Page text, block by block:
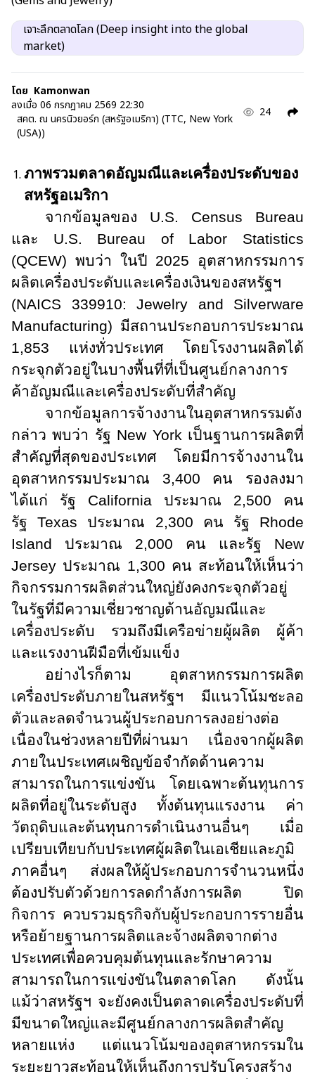
เจาะลึกตลาดโลก (Deep insight into the global
market)
โดย Kamonwan
ลงเมื่อ 06 กรกฎาคม 2569 22:30
สคต. ณ นครนิวยอร์ก (สหรัฐอเมริกา) (TTC, New York
(USA))
24
ภาพรวมตลาดอัญมณีและเครื่องประดับของ
สหรัฐอเมริกา
จากข้อมูลของ U.S. Census Bureau
และ U.S. Bureau of Labor Statistics
(QCEW) พบว่า ในปี 2025 อุตสาหกรรมการ
ผลิตเครื่องประดับและเครื่องเงินของสหรัฐฯ
(NAICS 339910: Jewelry and Silverware
Manufacturing) มีสถานประกอบการประมาณ
1,853 แห่งทั่วประเทศ โดยโรงงานผลิตได้
กระจุกตัวอยู่ในบางพื้นที่ที่เป็นศูนย์กลางการ
ค้าอัญมณีและเครื่องประดับที่สำคัญ
จากข้อมูลการจ้างงานในอุตสาหกรรมดัง
กล่าว พบว่า รัฐ New York เป็นฐานการผลิตที่
สำคัญที่สุดของประเทศ โดยมีการจ้างงานใน
อุตสาหกรรมประมาณ 3,400 คน รองลงมา
ได้แก่ รัฐ California ประมาณ 2,500 คน
รัฐTexas ประมาณ 2,300 คน รัฐ Rhode
Island ประมาณ 2,000 คน และรัฐ New
Jersey ประมาณ 1,300 คน สะท้อนให้เห็นว่า
กิจกรรมการผลิตส่วนใหญ่ยังคงกระจุกตัวอยู่
ในรัฐที่มีความเชี่ยวชาญด้านอัญมณีและ
เครื่องประดับ รวมถึงมีเครือข่ายผู้ผลิต ผู้ค้า
และแรงงานฝีมือที่เข้มแข็ง
อย่างไรก็ตาม อุตสาหกรรมการผลิต
เครื่องประดับภายในสหรัฐฯ มีแนวโน้มชะลอ
ตัวและลดจำนวนผู้ประกอบการลงอย่างต่อ
เนื่องในช่วงหลายปีที่ผ่านมา เนื่องจากผู้ผลิต
ภายในประเทศเผชิญข้อจำกัดด้านความ
สามารถในการแข่งขัน โดยเฉพาะต้นทุนการ
ผลิตที่อยู่ในระดับสูง ทั้งต้นทุนแรงงาน ค่า
วัตถุดิบและต้นทุนการดำเนินงานอื่นๆ เมื่อ
เปรียบเทียบกับประเทศผู้ผลิตในเอเชียและภูมิ
ภาคอื่นๆ ส่งผลให้ผู้ประกอบการจำนวนหนึ่ง
ต้องปรับตัวด้วยการลดกำลังการผลิต ปิด
กิจการ ควบรวมธุรกิจกับผู้ประกอบการรายอื่น
หรือย้ายฐานการผลิตและจ้างผลิตจากต่าง
ประเทศเพื่อควบคุมต้นทุนและรักษาความ
สามารถในการแข่งขันในตลาดโลก ดังนั้น
แม้ว่าสหรัฐฯ จะยังคงเป็นตลาดเครื่องประดับที่
มีขนาดใหญ่และมีศูนย์กลางการผลิตสำคัญ
หลายแห่ง แต่แนวโน้มของอุตสาหกรรมใน
ระยะยาวสะท้อนให้เห็นถึงการปรับโครงสร้าง